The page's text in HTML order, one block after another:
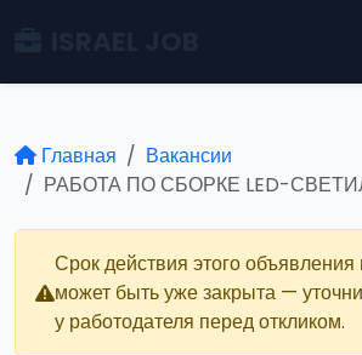
Главная
Вакансии
РАБОТА ПО СБОРКЕ LED-
Срок действия этого объявления
может быть уже закрыта —
у работодателя перед откликом.